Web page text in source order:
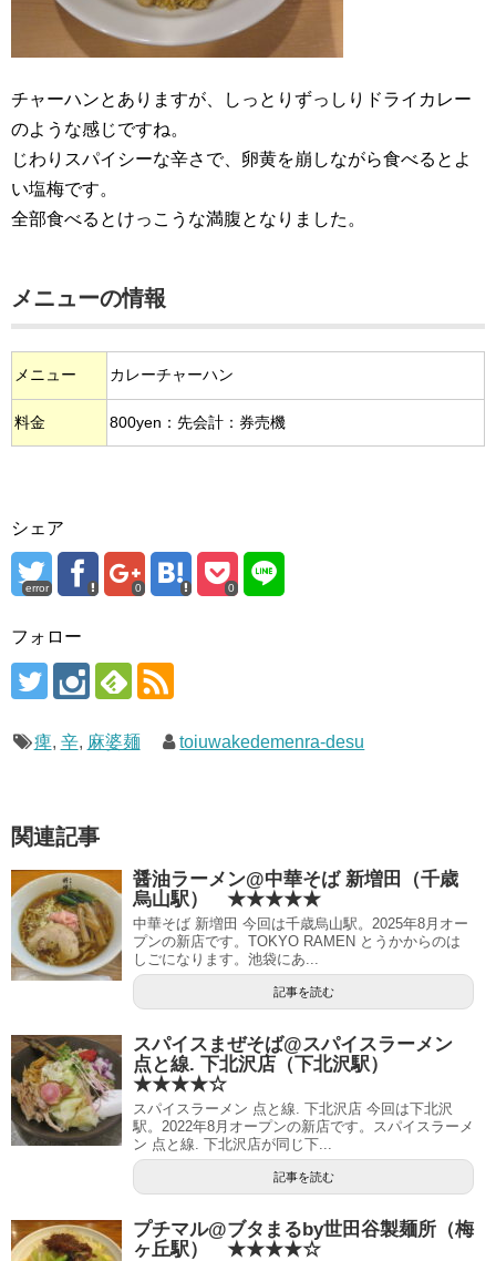
チャーハンとありますが、しっとりずっしりドライカレー
のような感じですね。
じわりスパイシーな辛さで、卵黄を崩しながら食べるとよ
い塩梅です。
全部食べるとけっこうな満腹となりました。
メニューの情報
メニュー カレーチャーハン
料金 800yen：先会計：券売機
シェア
error 0 0
フォロー
痺, 辛, 麻婆麺 toiuwakedemenra-desu
関連記事
醤油ラーメン@中華そば 新増田（千歳
烏山駅） ★★★★★
中華そば 新増田 今回は千歳烏山駅。2025年8月オー
プンの新店です。TOKYO RAMEN とうかからのは
しごになります。池袋にあ...
記事を読む
スパイスまぜそば@スパイスラーメン
点と線. 下北沢店（下北沢駅）
★★★★☆
スパイスラーメン 点と線. 下北沢店 今回は下北沢
駅。2022年8月オープンの新店です。スパイスラーメ
ン 点と線. 下北沢店が同じ下...
記事を読む
プチマル@ブタまるby世田谷製麺所（梅
ヶ丘駅） ★★★★☆